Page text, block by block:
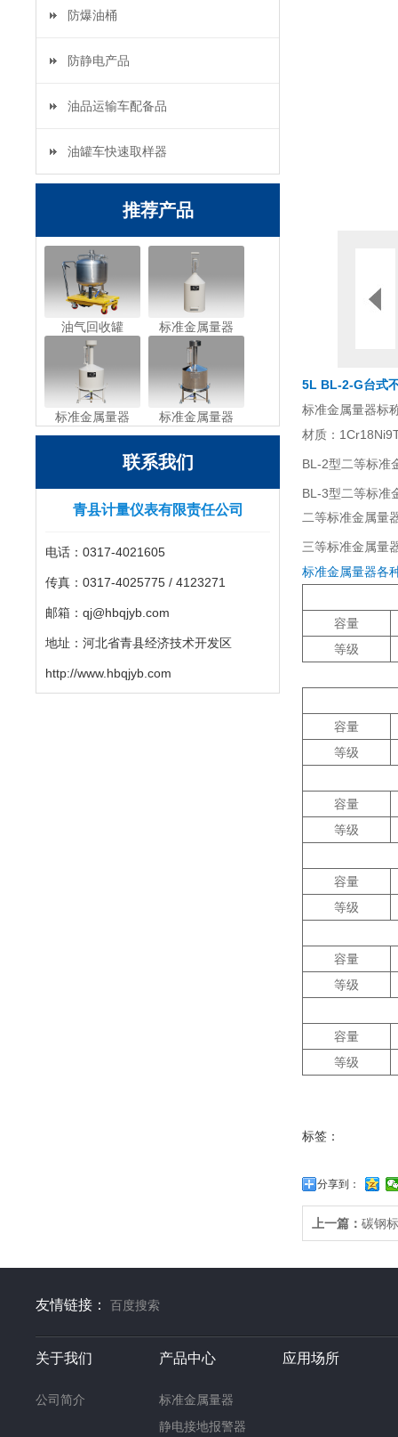
防爆油桶
防静电产品
油品运输车配备品
油罐车快速取样器
推荐产品
油气回收罐 标准金属量器
标准金属量器 标准金属量器
联系我们
青县计量仪表有限责任公司
电话：0317-4021605
传真：0317-4025775 / 4123271
邮箱：qj@hbqjyb.com
地址：河北省青县经济技术开发区
http://www.hbqjyb.com
5L BL-2-G台式
标准金属量器标
材质：
BL-2型二等标准
BL-3型二等标准
二等标准金属量
三等标准金属量
标准金属量器各
容量
等级
容量
等级
容量
等级
容量
等级
容量
等级
容量
等级
标签：
分享到：
上一篇： 碳钢
友情链接： 百度搜索
关于我们
公司简介
产品中心
标准金属量器
静电接地报警器
应用场所